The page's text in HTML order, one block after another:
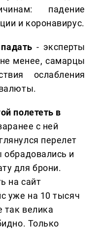
падение
и коронавирус.
- эксперты
менее, самарцы
ослабления
полететь в
с ней
перелет
и
для брони.
на сайт
уже на 10 тысяч
велика
Только